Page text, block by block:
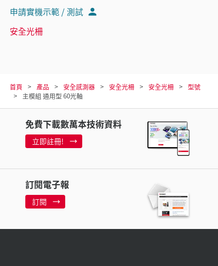
申請實機示範 / 測試
安全光柵
首頁 產品 安全感測器 安全光柵 安全光柵
型號
主模組 通用型 60光軸
免費下載數萬本技術資料
立即註冊!
訂閱電子報
訂閱